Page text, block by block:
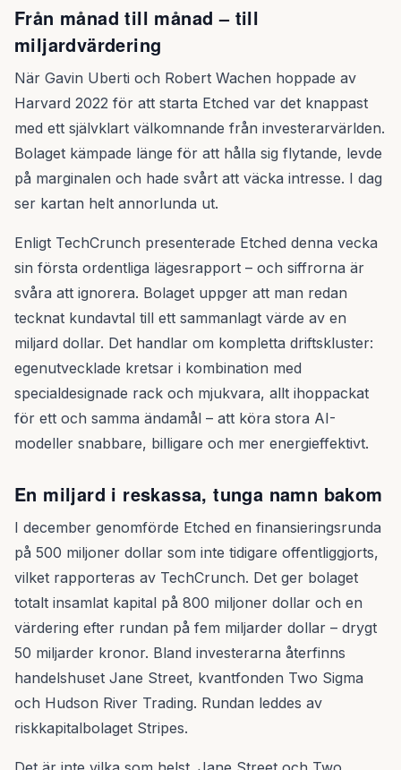
Från månad till månad – till
miljardvärdering
När Gavin Uberti och Robert Wachen hoppade av
Harvard 2022 för att starta Etched var det knappast
med ett självklart välkomnande från investerarvärlden.
Bolaget kämpade länge för att hålla sig flytande, levde
på marginalen och hade svårt att väcka intresse. I dag
ser kartan helt annorlunda ut.
Enligt TechCrunch presenterade Etched denna vecka
sin första ordentliga lägesrapport – och siffrorna är
svåra att ignorera. Bolaget uppger att man redan
tecknat kundavtal till ett sammanlagt värde av en
miljard dollar. Det handlar om kompletta driftskluster:
egenutvecklade kretsar i kombination med
specialdesignade rack och mjukvara, allt ihoppackat
för ett och samma ändamål – att köra stora AI-
modeller snabbare, billigare och mer energieffektivt.
En miljard i reskassa, tunga namn bakom
I december genomförde Etched en finansieringsrunda
på 500 miljoner dollar som inte tidigare offentliggjorts,
vilket rapporteras av TechCrunch. Det ger bolaget
totalt insamlat kapital på 800 miljoner dollar och en
värdering efter rundan på fem miljarder dollar – drygt
50 miljarder kronor. Bland investerarna återfinns
handelshuset Jane Street, kvantfonden Two Sigma
och Hudson River Trading. Rundan leddes av
riskkapitalbolaget Stripes.